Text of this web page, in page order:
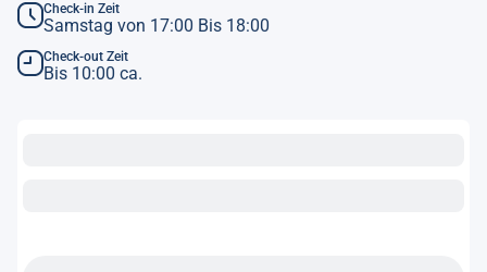
Check-in Zeit
Samstag von 17:00 Bis 18:00
Check-out Zeit
Bis 10:00 ca.